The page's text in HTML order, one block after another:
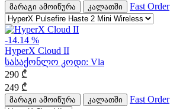
მარაგი ამოიწურა კალათში Fast Order
-14.14 %
HyperX Cloud II
სასაქონლო კოდი: Vla
290 ₾
249 ₾
მარაგი ამოიწურა კალათში Fast Order